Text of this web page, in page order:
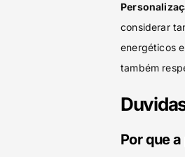
considerar
energéticos
também
Por que